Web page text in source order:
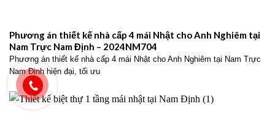
Phương án thiết kế nhà cấp 4 mái Nhật cho Anh Nghiêm tại
Nam Trực Nam Định – 2024NM704
Phương án thiết kế nhà cấp 4 mái Nhật cho Anh Nghiêm tại Nam Trực
Nam Định hiện đại, tối ưu